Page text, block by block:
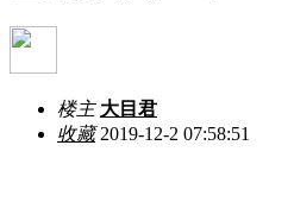
楼主 大目君
收藏2019-12-2 07:58:51